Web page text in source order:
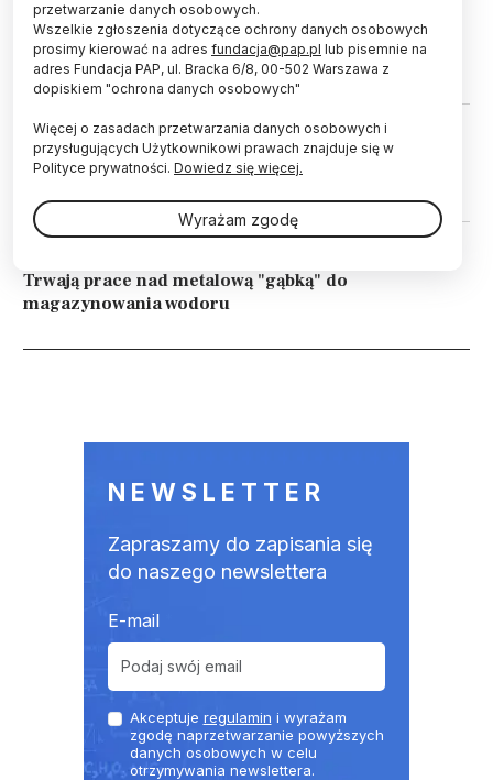
MATERIA I ENERGIA
Naukowcy namieszali - w kwestii
magazynowania wodoru
MATERIA I ENERGIA 11.12.2021
Stopy magnezu ze srebrem i ich
Trwają prace nad metalową "gąbką" do
magazynowania wodoru
NEWSLETTER
Zapraszamy do zapisania się
do naszego newslettera
E-mail
Akceptuje regulamin i wyrażam
zgodę naprzetwarzanie powyższych
danych osobowych w celu
otrzymywania newslettera.
przetwarzanie danych osobowych.
Wszelkie zgłoszenia dotyczące ochrony danych osobowych
prosimy kierować na adres fundacja@pap.pl lub pisemnie na
adres Fundacja PAP, ul. Bracka 6/8, 00-502 Warszawa z
dopiskiem "ochrona danych osobowych"
Więcej o zasadach przetwarzania danych osobowych i
przysługujących Użytkownikowi prawach znajduje się w
Polityce prywatności. Dowiedz się więcej.
Wyrażam zgodę